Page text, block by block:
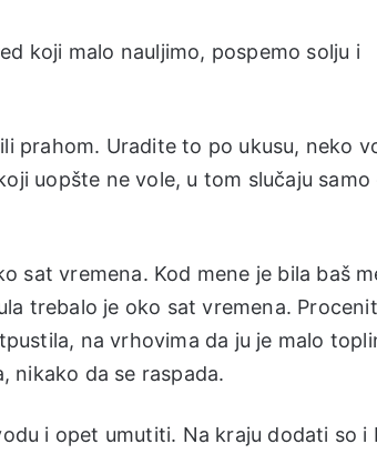
koji malo nauljimo, pospemo solju i
prahom. Uradite to po ukusu, neko
uopšte ne vole, u tom slučaju samo
sat vremena. Kod mene je bila baš
trebalo je oko sat vremena.
na vrhovima da ju je malo
nikako da se raspada.
i opet umutiti. Na kraju dodati so i